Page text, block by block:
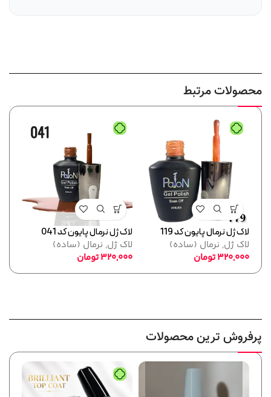
محصولات مرتبط
لاک ژل نرمال پایون کد 119
لاک ژل, نرمال (ساده)
320,000تومان
لاک ژل نرمال پایون کد 041
لاک ژل, نرمال (ساده)
320,000تومان
پرفروش ترین محصولات